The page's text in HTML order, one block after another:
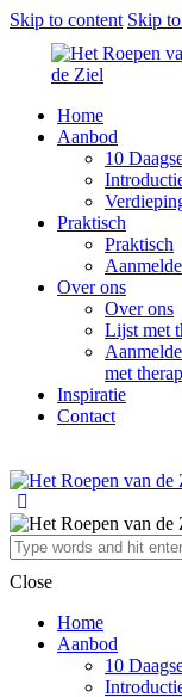
Skip to content Skip
Home
Aanbod
10
Praktisch
Praktisch
Over ons
Over ons
Lijst met
met
Inspiratie
Contact
Close
Home
Aanbod
10